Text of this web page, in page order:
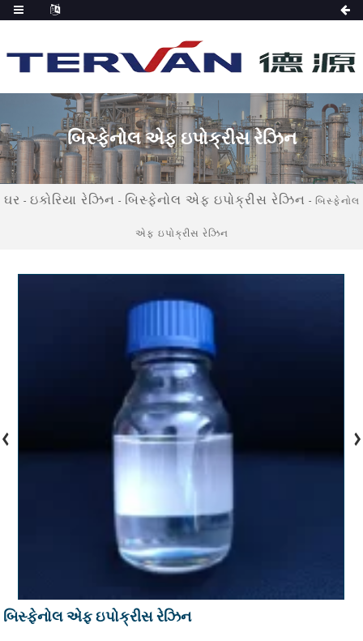
બિસ્ફેનોલ એફ ઇપોક્રીસ રેઝિન
ઘર - ઇકોરિયા રેઝિન - બિસ્ફેનોલ એફ ઇપોક્રીસ રેઝિન - બિસ્ફેનોલ
એફ ઇપોક્રીસ રેઝિન
બિસ્ફેનોલ એફ ઇપોક્રીસ રેઝિન